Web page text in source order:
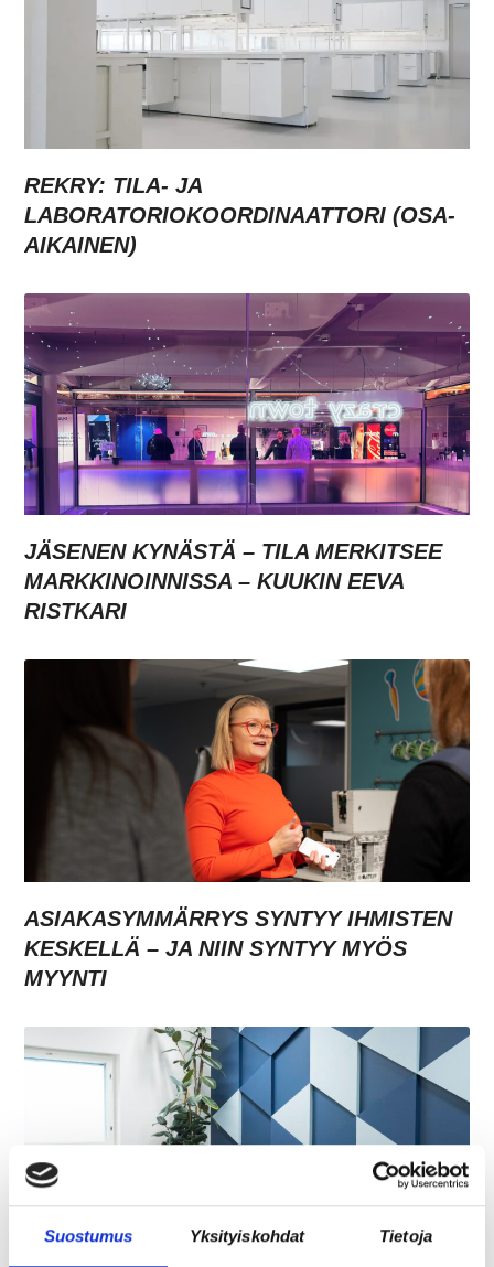
Suostumus Yksityiskohdat Tietoja
REKRY: TILA- JA
LABORATORIOKOORDINAATTORI (OSA-
AIKAINEN)
JÄSENEN KYNÄSTÄ – TILA MERKITSEE
MARKKINOINNISSA – KUUKIN EEVA
RISTKARI
ASIAKASYMMÄRRYS SYNTYY IHMISTEN
KESKELLÄ – JA NIIN SYNTYY MYÖS
MYYNTI